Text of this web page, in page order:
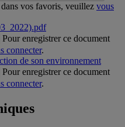
vos favoris, veuillez vous
Pour enregistrer ce document
connecter.
de son environnement
Pour enregistrer ce document
connecter.